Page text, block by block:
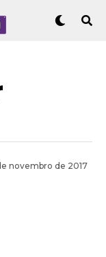
novembro de 2017